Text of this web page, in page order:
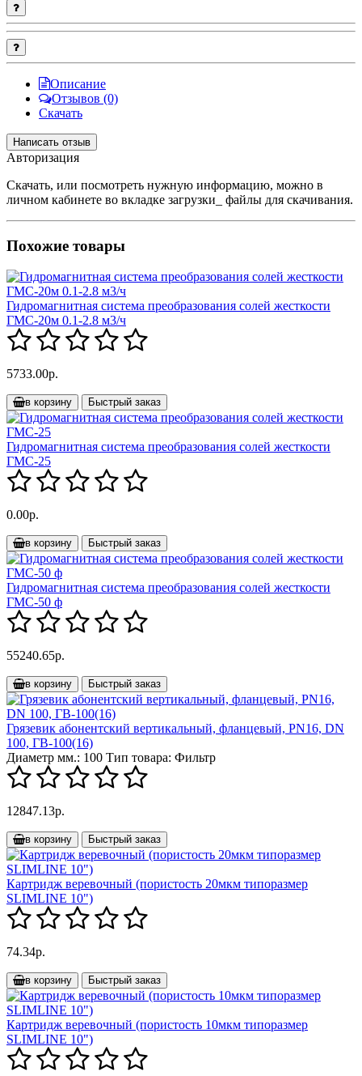
Описание
Отзывов (0)
Скачать
Написать отзыв
Авторизация
Скачать, или посмотреть нужную информацию, можно в
личном кабинете во вкладке загрузки_ файлы для скачивания.
Похожие товары
Гидромагнитная система преобразования солей жесткости
ГМС-20м 0.1-2.8 м3/ч
5733.00р.
в корзину Быстрый заказ
Гидромагнитная система преобразования солей жесткости
ГМС-25
0.00р.
в корзину Быстрый заказ
Гидромагнитная система преобразования солей жесткости
ГМС-50 ф
55240.65р.
в корзину Быстрый заказ
Грязевик абонентский вертикальный, фланцевый, PN16, DN
100, ГВ-100(16)
Диаметр мм.: 100 Тип товара: Фильтр
12847.13р.
в корзину Быстрый заказ
Картридж веревочный (пористость 20мкм типоразмер
SLIMLINE 10")
74.34р.
в корзину Быстрый заказ
Картридж веревочный (пористость 10мкм типоразмер
SLIMLINE 10")